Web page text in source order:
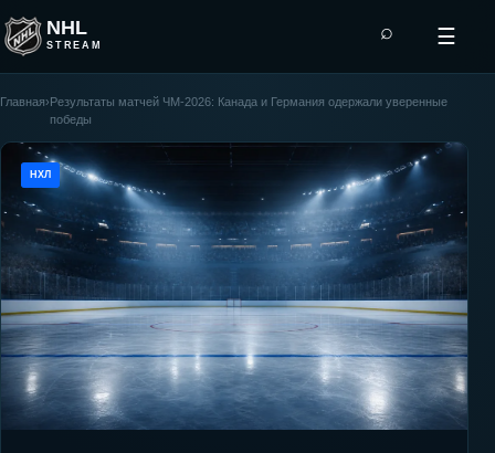
NHL
STREAM
⌕ ☰
Главная›Результаты матчей ЧМ-2026: Канада и Германия одержали уверенные
победы
НХЛ